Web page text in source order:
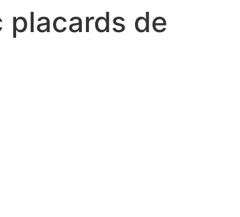
placards de